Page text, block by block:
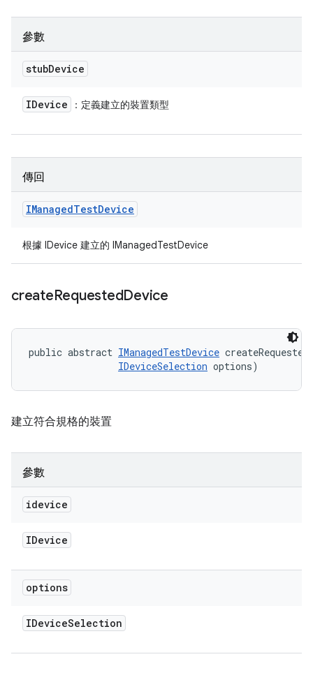
參數
stubDevice
IDevice ：定義建立的裝置類型
傳回
IManagedTestDevice
根據 IDevice 建立的 IManagedTestDevice
createRequestedDevice
public abstract IManagedTestDevice
IDeviceSelection options)
建立符合規格的裝置
參數
idevice
IDevice
options
IDeviceSelection